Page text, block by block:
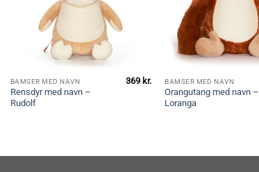
BAMSER MED NAVN
Rensdyr med navn –
Rudolf
369 kr. BAMSER MED NAVN
Orangutang med navn –
Loranga